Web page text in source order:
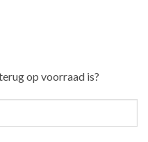
op voorraad is?